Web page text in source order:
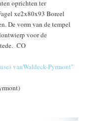
oprichten ter
xe2x80x93 Boreel
De vorm van de tempel
voor de
CO
vanWaldeck-Pyrmont"